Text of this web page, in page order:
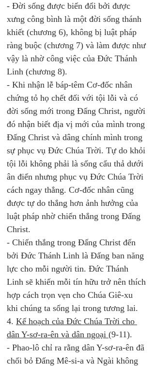
- Đời sống được biến đổi bởi được
xưng công bình là một đời sống thánh
khiết (chương 6), không bị luật pháp
ràng buộc (chương 7) và làm được như
vậy là nhờ công việc của Đức Thánh
Linh (chương 8).
- Khi nhận lễ báp-têm Cơ-đốc nhân
chứng tỏ họ chết đối với tội lỗi và có
đời sống mới trong Đấng Christ, người
đó nhận biết địa vị mới của mình trong
Đấng Christ và dâng chính mình trong
sự phục vụ Đức Chúa Trời. Tự do khỏi
tội lỗi không phải là sống cẩu thả dưới
ân điển nhưng phục vụ Đức Chúa Trời
cách ngay thẳng. Cơ-đốc nhân cũng
được tự do thắng hơn ảnh hưởng của
luật pháp nhờ chiến thắng trong Đấng
Christ.
- Chiến thắng trong Đấng Christ đến
bởi Đức Thánh Linh là Đấng ban năng
lực cho mỗi người tin. Đức Thánh
Linh sẽ khiến mỗi tín hữu trở nên thích
hợp cách trọn vẹn cho Chúa Giê-xu
khi chúng ta sống lại trong tương lai.
4. Kế hoạch của Đức Chúa Trời cho
dân Y-sơ-ra-ên và dân ngoại (9-11).
- Phao-lô chỉ ra rằng dân Y-sơ-ra-ên đã
chối bỏ Đấng Mê-si-a và Ngài không